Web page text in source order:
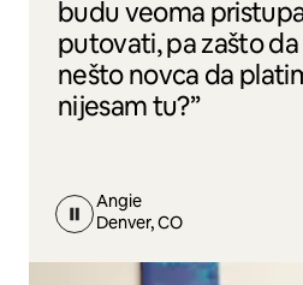
budu veoma
putovati, pa zašto
nešto novca da
nijesam tu?”
Angie
Denver, CO